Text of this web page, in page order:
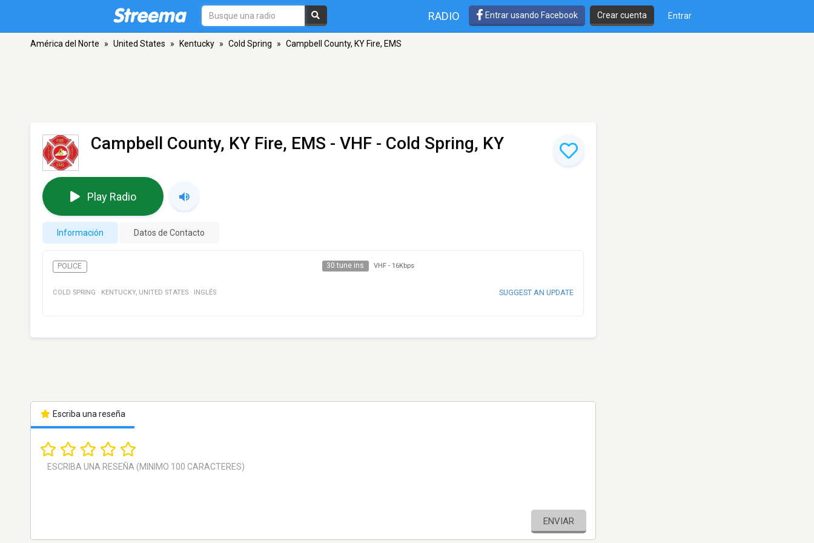
RADIO Entrar usando Facebook Crear cuenta Entrar
América del Norte » United States » Kentucky » Cold Spring » Campbell County, KY Fire, EMS
Campbell County, KY Fire, EMS - VHF - Cold Spring, KY
Play Radio
Información Datos de Contacto
POLICE 30 tune ins VHF - 16Kbps
COLD SPRING · KENTUCKY, UNITED STATES · INGLÉS SUGGEST AN UPDATE
Escriba una reseña
ENVIAR